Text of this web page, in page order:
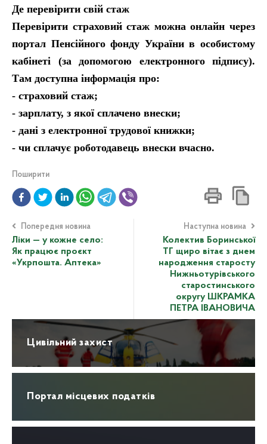
Де перевірити свій стаж
Перевірити страховий стаж можна онлайн через
портал Пенсійного фонду України в особистому
кабінеті (за допомогою електронного підпису).
Там доступна інформація про:
- страховий стаж;
- зарплату, з якої сплачено внески;
- дані з електронної трудової книжки;
- чи сплачує роботодавець внески вчасно.
Поширити
Попередня новина
Ліки — у кожне село:
Як працює проєкт
«Укрпошта. Аптека»
Наступна новина
Колектив Боринської
ТГ щиро вітає з днем
народження старосту
Нижньотурівського
старостинського
округу ШКРАМКА
ПЕТРА ІВАНОВИЧА
Цивільний захист
Портал місцевих податків